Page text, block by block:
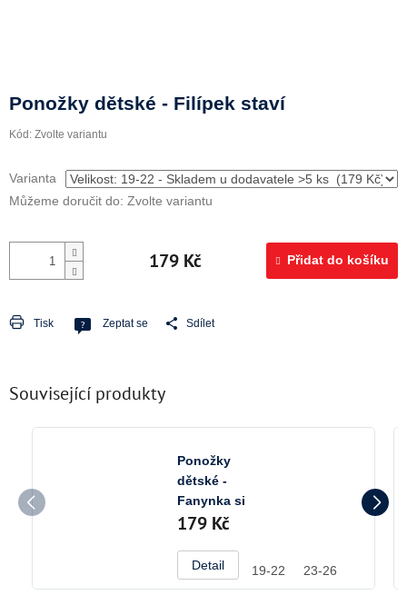
Ponožky dětské - Filípek staví
Kód: Zvolte variantu
Varianta
Můžeme doručit do: Zvolte variantu
179 Kč Přidat do košíku
Tisk Zeptat se Sdílet
Související produkty
Ponožky
dětské -
Fanynka si
hraje
179 Kč
Detail 19-22 23-26